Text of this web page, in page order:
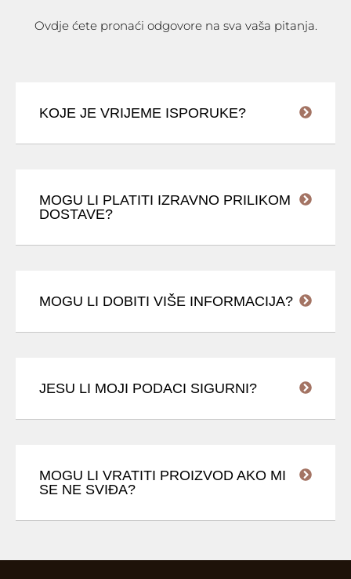
Ovdje ćete pronaći odgovore na sva vaša pitanja.
KOJE JE VRIJEME ISPORUKE?
MOGU LI PLATITI IZRAVNO PRILIKOM
DOSTAVE?
MOGU LI DOBITI VIŠE INFORMACIJA?
JESU LI MOJI PODACI SIGURNI?
MOGU LI VRATITI PROIZVOD AKO MI
SE NE SVIĐA?